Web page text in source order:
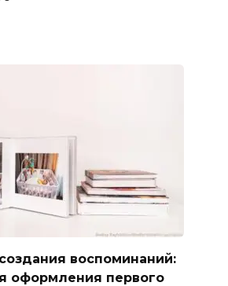
воспоминаний:
оформления первого